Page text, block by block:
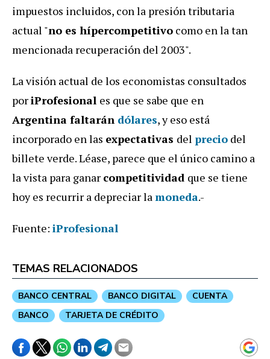
impuestos incluidos, con la presión tributaria
actual "no es hípercompetitivo como en la tan
mencionada recuperación del 2003".
La visión actual de los economistas consultados
poriProfesional es que se sabe que en
Argentina faltarán dólares, y eso está
incorporado en las expectativas del precio del
billete verde. Léase, parece que el único camino a
la vista para ganar competitividad que se tiene
hoy es recurrir a depreciar lamoneda.-
Fuente: iProfesional
TEMAS RELACIONADOS
BANCO CENTRAL BANCO DIGITAL
CUENTA
BANCO
TARJETA DE CRÉDITO